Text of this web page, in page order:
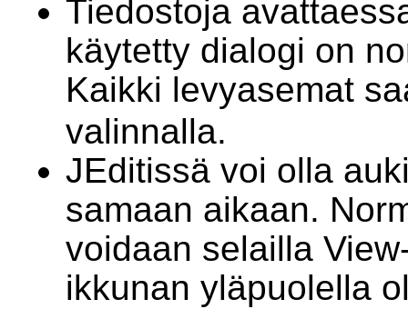
Tiedostoja
käytetty dialogi on
Kaikki levyasemat
valinnalla.
JEditissä voi olla
samaan aikaan.
voidaan selailla
ikkunan yläpuolella